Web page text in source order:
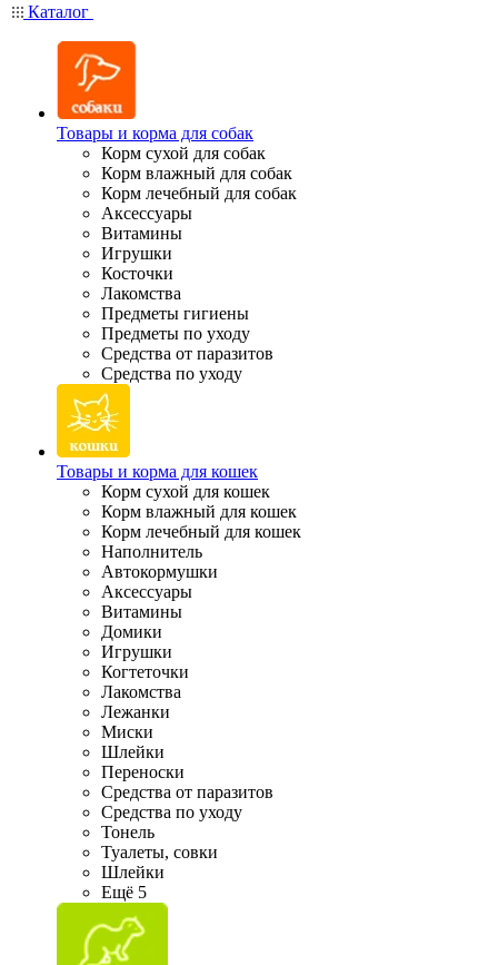
Каталог
Товары и корма для собак
Корм сухой для собак
Корм влажный для собак
Корм лечебный для собак
Аксессуары
Витамины
Игрушки
Косточки
Лакомства
Предметы гигиены
Предметы по уходу
Средства от паразитов
Средства по уходу
Товары и корма для кошек
Корм сухой для кошек
Корм влажный для кошек
Корм лечебный для кошек
Наполнитель
Автокормушки
Аксессуары
Витамины
Домики
Игрушки
Когтеточки
Лакомства
Лежанки
Миски
Шлейки
Переноски
Средства от паразитов
Средства по уходу
Тонель
Туалеты, совки
Шлейки
Ещё 5